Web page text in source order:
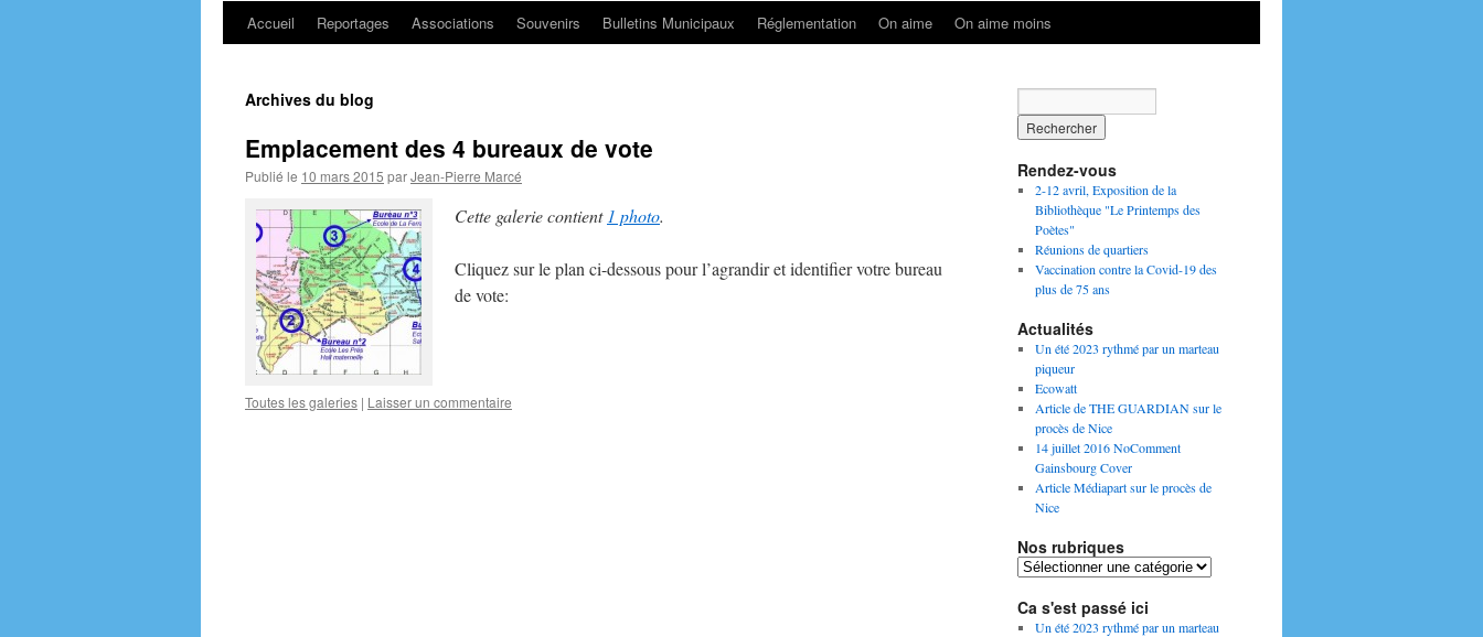
Accueil Reportages Associations Souvenirs Bulletins Municipaux Réglementation On aime On aime moins
Archives du blog
Emplacement des 4 bureaux de vote
Publié le 10 mars 2015 parJean-Pierre Marcé
Cette galerie contient 1 photo.
Cliquez sur le plan ci-dessous pour l’agrandir et identifier votre bureau
de vote:
Toutes les galeries | Laisser un commentaire
Rendez-vous
2-12 avril, Exposition de la
Bibliothèque "Le Printemps des
Poètes"
Réunions de quartiers
Vaccination contre la Covid-19 des
plus de 75 ans
Actualités
Un été 2023 rythmé par un marteau
piqueur
Ecowatt
Article de THE GUARDIAN sur le
procès de Nice
14 juillet 2016 NoComment
Gainsbourg Cover
Article Médiapart sur le procès de
Nice
Nos rubriques
Nos
Ca s'est passé ici
Un été 2023 rythmé par un marteau